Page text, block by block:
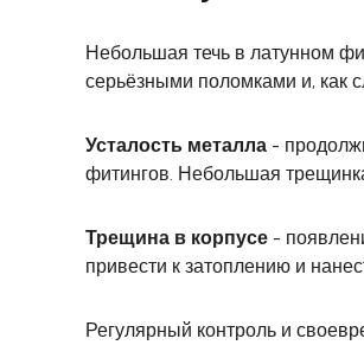
Небольшая течь в латунном
серьёзными поломками и, как
Усталость металла -
фитингов. Небольшая
Трещина в корпусе -
привести к затоплению и
Регулярный контроль и